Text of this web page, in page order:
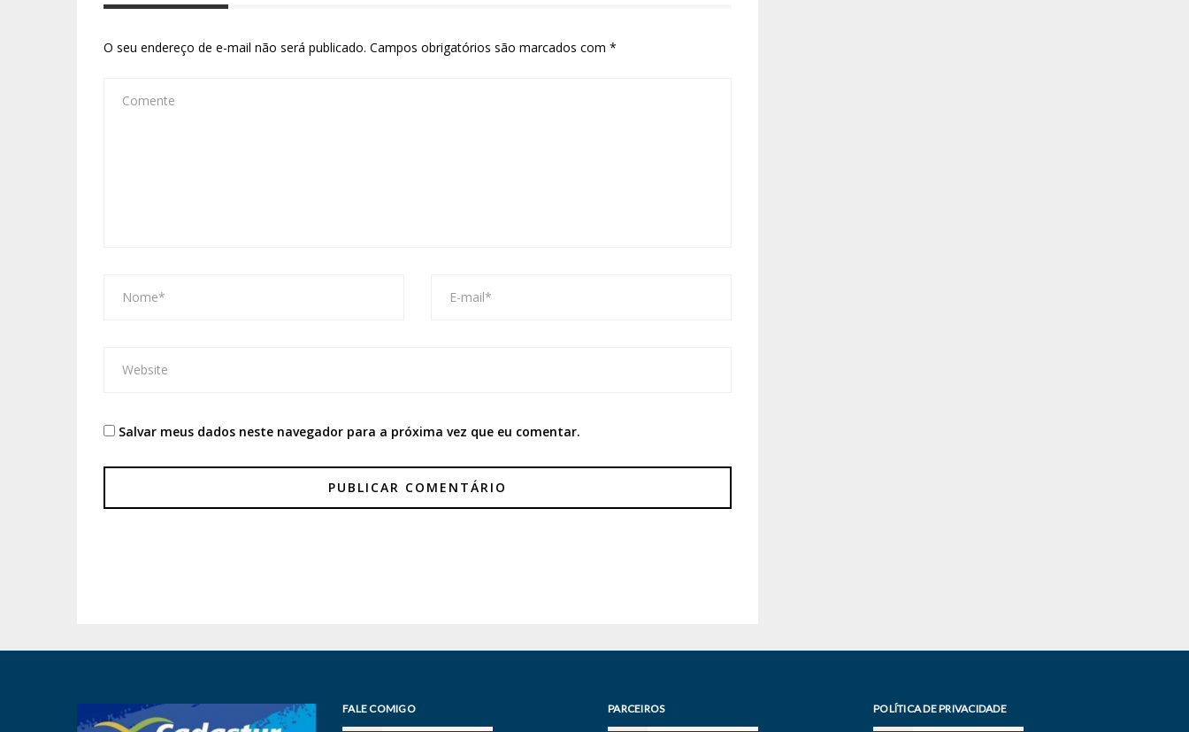
O seu endereço de e-mail não será publicado. Campos obrigatórios são marcados com *
Salvar meus dados neste navegador para a próxima vez que eu comentar.
FALE COMIGO PARCEIROS POLÍTICA DE PRIVACIDADE